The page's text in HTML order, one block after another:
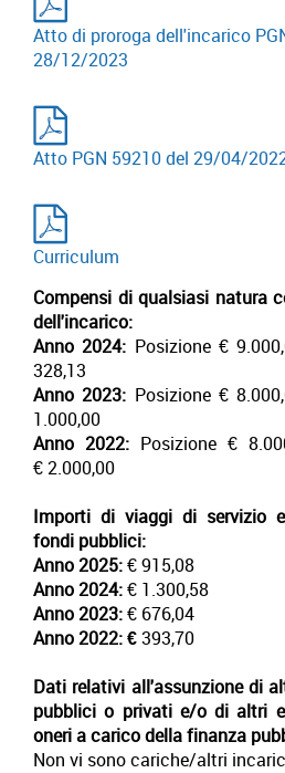
Atto di proroga dell'incarico
28/12/2023
Atto PGN 59210 del 29/04/
Curriculum
Compensi di qualsiasi natura
dell'incarico:
Anno 2024: Posizione €
328,13
Anno 2023: Posizione €
1.000,00
Anno 2022: Posizione €
€ 2.000,00
Importi di viaggi di servizio
fondi pubblici:
Anno 2025:€ 915,08
Anno 2024:€ 1.300,58
Anno 2023:€ 676,04
Anno 2022: €393,70
Dati relativi all'assunzione di
pubblici o privati e/o di altri
oneri a carico della finanza
Non vi sono cariche/altri